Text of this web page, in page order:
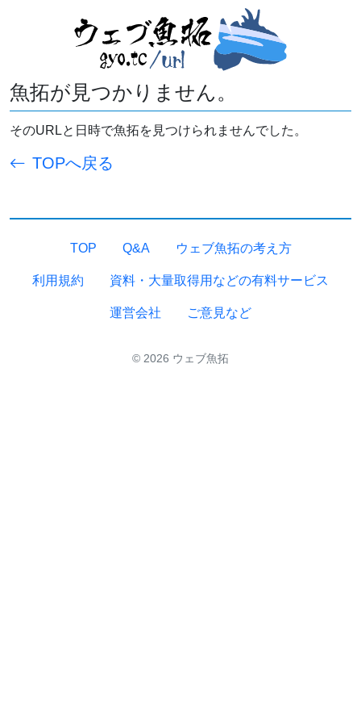
魚拓が見つかりません。
そのURLと日時で魚拓を見つけられませんでした。
TOPへ戻る
TOP Q&A ウェブ魚拓の考え方
利用規約 資料・大量取得用などの有料サービス
運営会社 ご意見など
© 2026 ウェブ魚拓